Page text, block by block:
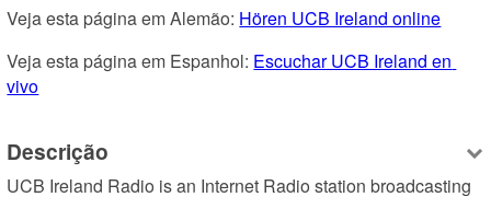
Veja esta página em Alemão: Hören UCB Ireland online
Veja esta página em Espanhol: Escuchar UCB Ireland en
vivo
Descrição
UCB Ireland Radio is an Internet Radio station broadcasting